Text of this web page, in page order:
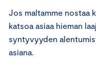
Jos maltamme nostaa
katsoa asiaa hieman
syntyvyyden
asiana.